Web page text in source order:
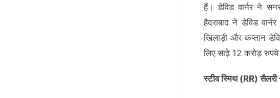
हैं। डेविड वार्नर ने
हैदराबाद ने डेविड
खिलाड़ी और कप्तान
लिए साढ़े 12 करोड़
स्टीव स्मिथ (RR)